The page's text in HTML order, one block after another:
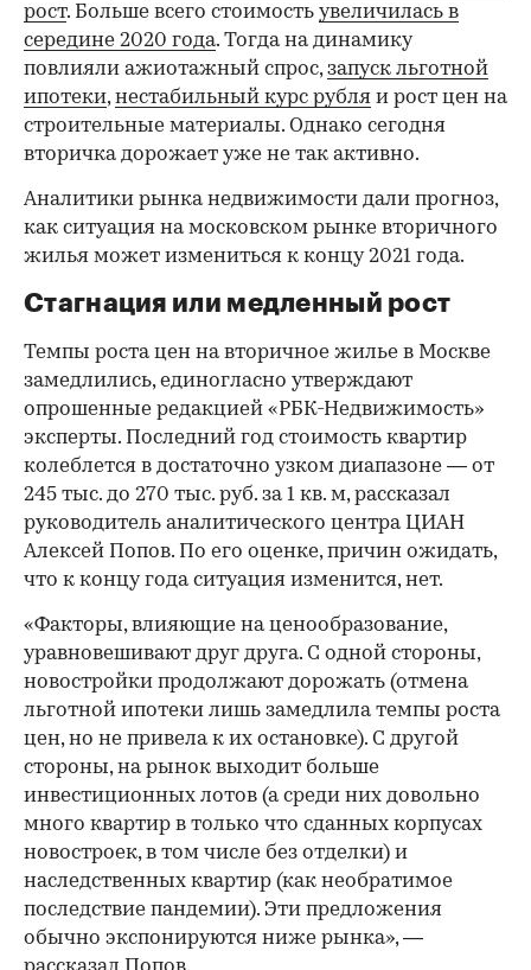
рост. Больше всего стоимость увеличилась в
середине 2020 года. Тогда на динамику
повлияли ажиотажный спрос,запуск льготной
ипотеки,нестабильный курс рубля и рост цен на
строительные материалы. Однако сегодня
вторичка дорожает уже не так активно.
Аналитики рынка недвижимости дали прогноз,
как ситуация на московском рынке вторичного
жилья может измениться к концу 2021 года.
Стагнация или медленный рост
Темпы роста цен на вторичное жилье в Москве
замедлились, единогласно утверждают
опрошенные редакцией «РБК-Недвижимость»
эксперты. Последний год стоимость квартир
колеблется в достаточно узком диапазоне — от
245 тыс. до 270 тыс. руб. за 1 кв. м, рассказал
руководитель аналитического центра ЦИАН
Алексей Попов. По его оценке, причин ожидать,
что к концу года ситуация изменится, нет.
«Факторы, влияющие на ценообразование,
уравновешивают друг друга. С одной стороны,
новостройки продолжают дорожать (отмена
льготной ипотеки лишь замедлила темпы роста
цен, но не привела к их остановке). С другой
стороны, на рынок выходит больше
инвестиционных лотов (а среди них довольно
много квартир в только что сданных корпусах
новостроек, в том числе без отделки) и
наследственных квартир (как необратимое
последствие пандемии). Эти предложения
обычно экспонируются ниже рынка», —